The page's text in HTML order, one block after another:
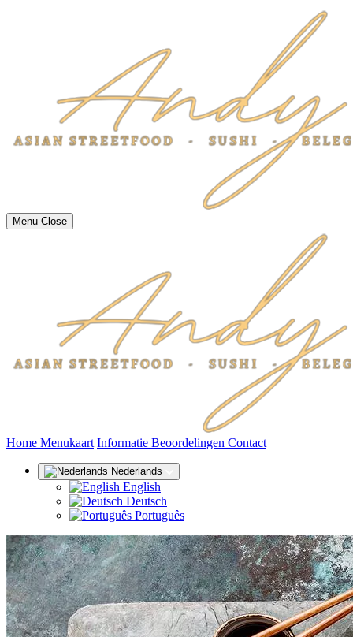
Menu Close
Home (huidige)
Menukaart Informatie Beoordelingen Contact
Nederlands
English
Deutsch
Português